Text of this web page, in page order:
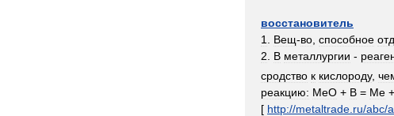
восстановитель
1
Вещ-во способное
2
В металлургии -
сродство к кислороду,
реакцию: МеО + В = Me +
[ http://metaltrade ru/abc/a